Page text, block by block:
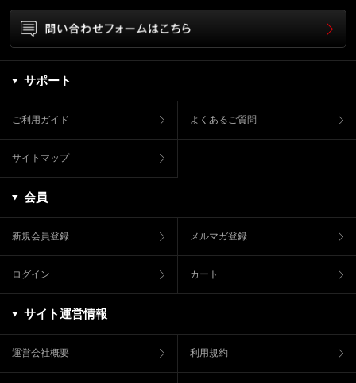
サポート
ご利用ガイド よくあるご質問
サイトマップ
会員
新規会員登録 メルマガ登録
ログイン カート
サイト運営情報
運営会社概要 利用規約